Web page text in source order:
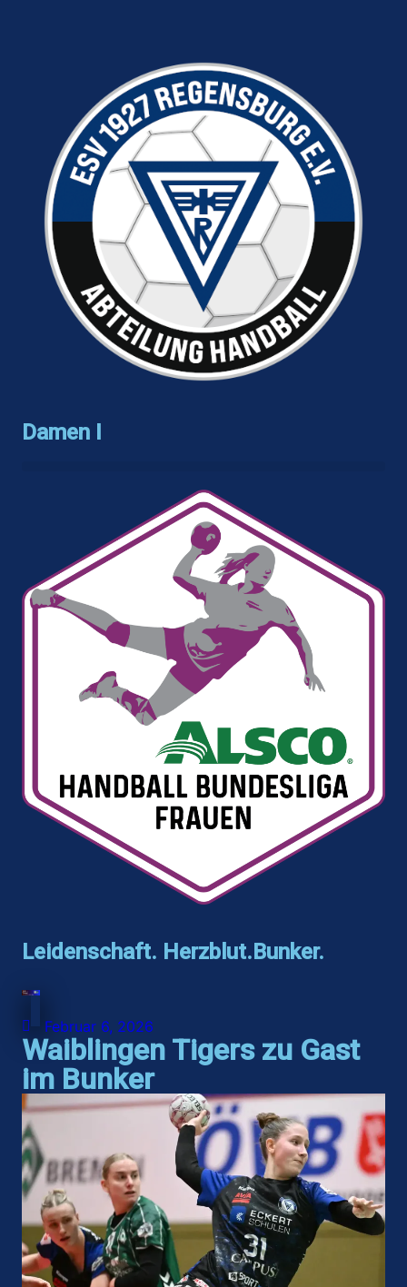
Damen I
Leidenschaft. Herzblut.Bunker.
Februar 6, 2026
Waiblingen Tigers zu Gast
im Bunker